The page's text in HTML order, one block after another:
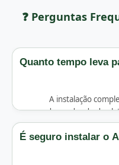
❓ Perguntas
Quanto tempo leva
A instalação
dependendo da
É seguro instalar o